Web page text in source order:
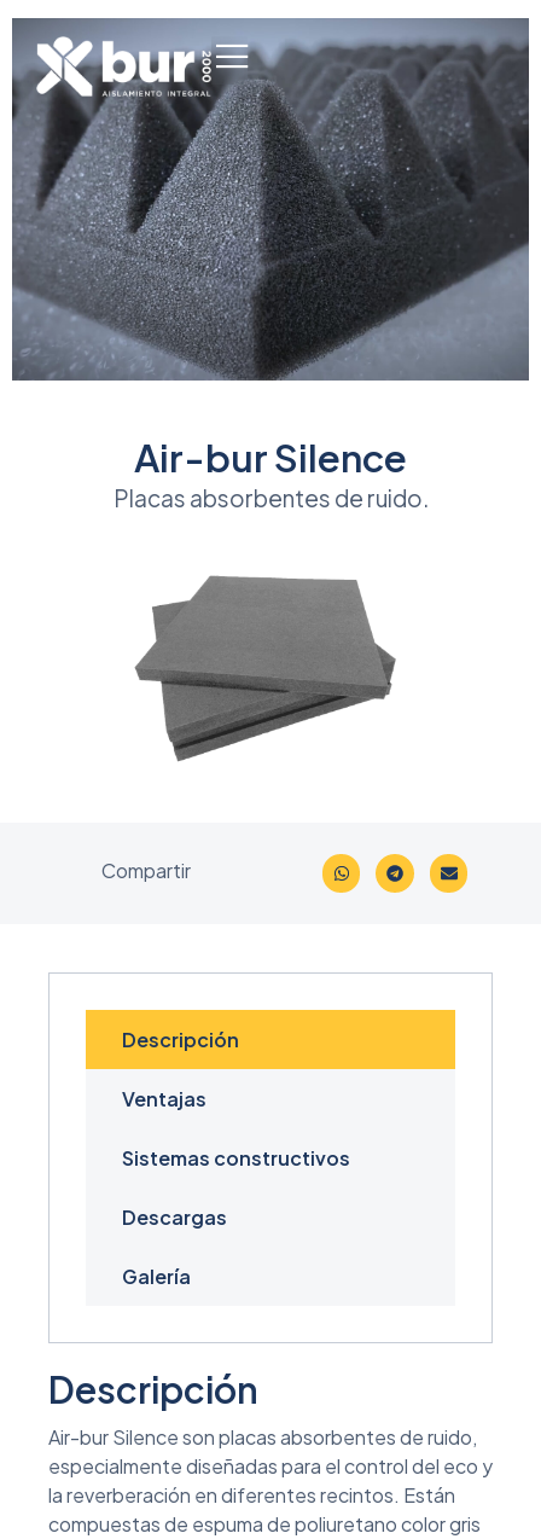
Air-bur Silence
Placas absorbentes de ruido.
Compartir
Descripción
Ventajas
Sistemas constructivos
Descargas
Galería
Descripción
Air-bur Silence son placas absorbentes de ruido,
especialmente diseñadas para el control del eco y
la reverberación en diferentes recintos. Están
compuestas de espuma de poliuretano color gris